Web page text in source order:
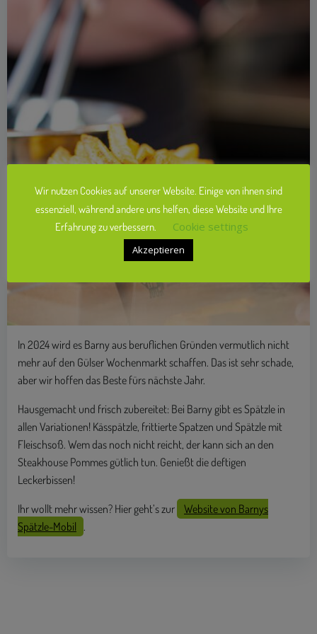
In 2024 wird es Barny aus beruflichen Gründen vermutlich nicht
mehr auf den Gülser Wochenmarkt schaffen. Das ist sehr schade,
aber wir hoffen das Beste fürs nächste Jahr.
Hausgemacht und frisch zubereitet: Bei Barny gibt es Spätzle in
allen Variationen! Kässpätzle, frittierte Spatzen und Spätzle mit
Fleischsoß. Wem das noch nicht reicht, der kann sich an den
Steakhouse Pommes gütlich tun. Genießt die deftigen
Leckerbissen!
Ihr wollt mehr wissen? Hier geht’s zur
Website von Barnys
Spätzle-Mobil .
Wir nutzen Cookies auf unserer Website. Einige von ihnen sind
essenziell, während andere uns helfen, diese Website und Ihre
Erfahrung zu verbessern.
Cookie settings
Akzeptieren